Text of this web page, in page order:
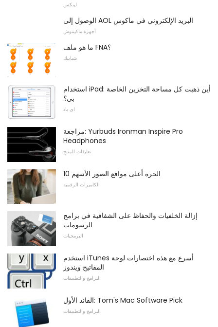
لينكس
الوصول إلى AOL البريد الإلكتروني في ماكوس
أجهزة ماكينتوش
ما هو ملف FNA؟
شبابيك
استخدام iPad: أين ذهبت كل مساحة التخزين الخاصة
بي؟
اى باد
مراجعة: Yurbuds Ironman Inspire Pro
Headphones
تعليقات المنتج
10 الحرة أعلى مواقع الصور الأسهم
الكاميرات الرقمية
إزالة الخلفيات والحفاظ على الشفافية في برامج
الرسومات
البرمجيات
استخدم iTunes أسرع مع هذه اختصارات لوحة
المفاتيح ويندوز
البرامج والتطبيقات
القائد الأول: Tom's Mac Software Pick
البرامج والتطبيقات